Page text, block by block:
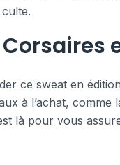
ce sweat en
à l’achat,
là pour vous